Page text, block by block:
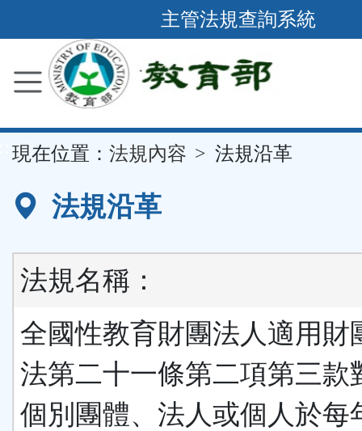
到
要
容
區
主管法規查詢系統
現在位置： 法規內容 法規沿革
法規沿革
法規名稱：
全國性教育財團法人適用財
法第二十一條第二項第三款
個別團體、法人或個人於每